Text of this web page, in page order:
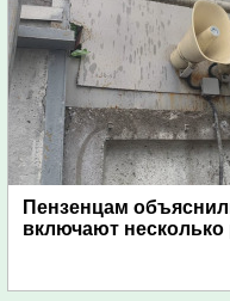
Пензенцам
включают несколько